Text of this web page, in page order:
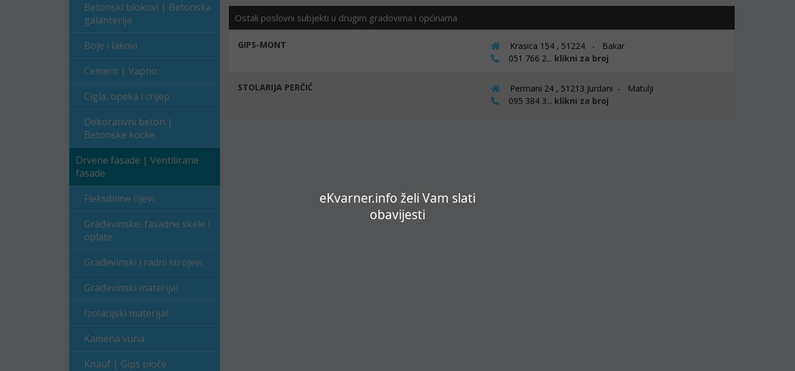
eKvarner.info želi Vam slati
obavijesti
Betonski blokovi | Betonska
galanterija
Boje i lakovi
Cement | Vapno
Cigla, opeka i crijep
Dekorativni beton |
Betonske kocke
Drvene fasade | Ventilirane
fasade
Fleksibilne cijevi
Građevinske, fasadne skele i
oplate
Građevinski i radni strojevi
Građevinski materijal
Izolacijski materijal
Kamena vuna
Knauf | Gips ploče
Ostali poslovni subjekti u drugim gradovima i općinama
GIPS-MONT
Krasica 154 , 51224 - Bakar
051 766 2... klikni za broj
STOLARIJA PERČIĆ
Permani 24 , 51213 Jurdani - Matulji
095 384 3... klikni za broj